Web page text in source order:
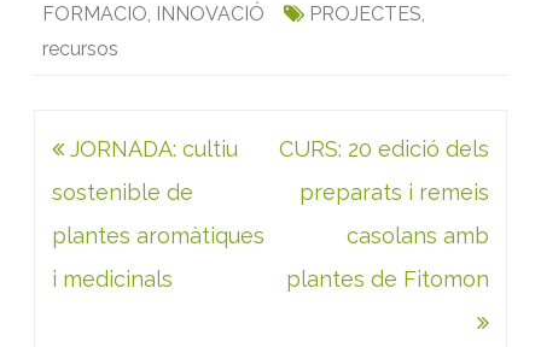
b
o
t
e
l
e
s
t
FORMACIO, INNOVACIÓ PROJECTES,
recursos
Navegació
d'entrades
JORNADA: cultiu
sostenible de
plantes aromàtiques
i medicinals
CURS: 20 edició dels
preparats i remeis
casolans amb
plantes de Fitomon